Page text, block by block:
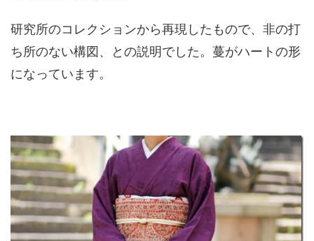
研究所のコレクションから再現したもので、非の打
ち所のない構図、との説明でした。蔓がハートの形
になっています。